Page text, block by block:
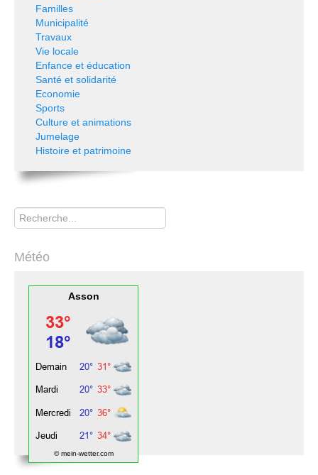
Familles
Municipalité
Travaux
Vie locale
Enfance et éducation
Santé et solidarité
Economie
Sports
Culture et animations
Jumelage
Histoire et patrimoine
Rechercher
Météo
Asson
© mein-wetter.com